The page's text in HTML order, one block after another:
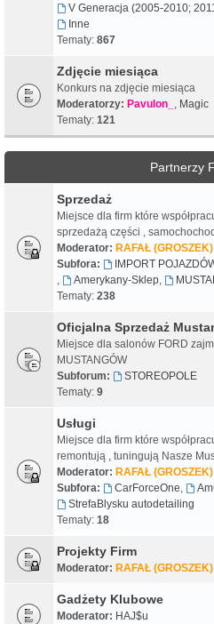
V Generacja (2005-2010;
Inne
Tematy: 867
Zdjęcie miesiąca
Konkurs na zdjęcie miesiąca
Moderatorzy: Pavulon_ , Magic
Tematy: 121
Partnerzy
Sprzedaż
Miejsce dla firm które
sprzedażą części ,
Moderator: RAFAŁ (GROSZEK)
Subfora:
IMPORT
,
Amerykany-Sklep,
Tematy: 238
Oficjalna Sprzedaż
Miejsce dla salonów FORD
MUSTANGÓW
Subforum:
STOREOPOLE
Tematy: 9
Usługi
Miejsce dla firm które
remontują , tuningują Nasze
Moderator: RAFAŁ (GROSZEK)
Subfora:
CarForceOne,
StrefaBlysku autodetailing
Tematy: 18
Projekty Firm
Moderator: RAFAŁ (GROSZEK)
Gadżety Klubowe
Moderator: HAJ$u